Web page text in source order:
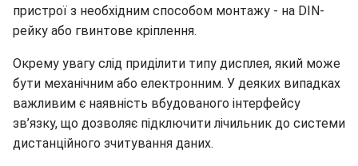
пристрої з необхідним способом монтажу - на DIN-
рейку або гвинтове кріплення.
Окрему увагу слід приділити типу дисплея, який може
бути механічним або електронним. У деяких випадках
важливим є наявність вбудованого інтерфейсу
зв’язку, що дозволяє підключити лічильник до системи
дистанційного зчитування даних.